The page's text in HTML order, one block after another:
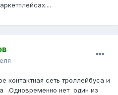
контактная сеть троллейбуса и
.Одновременно нет один из